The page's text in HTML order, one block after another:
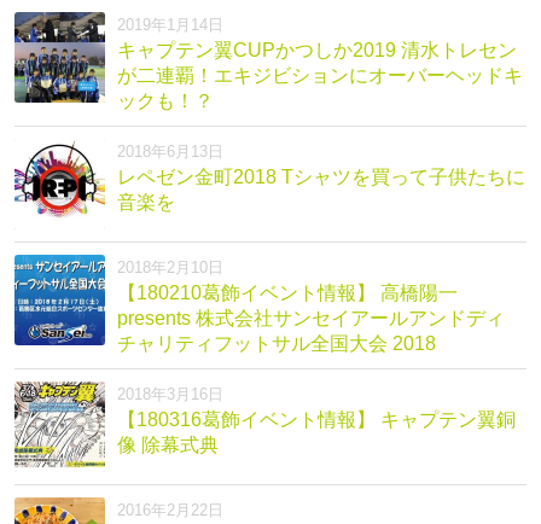
2019年1月14日
キャプテン翼CUPかつしか2019 清水トレセン
が二連覇！エキジビションにオーバーヘッドキ
ックも！？
2018年6月13日
レペゼン金町2018 Tシャツを買って子供たちに
音楽を
2018年2月10日
【180210葛飾イベント情報】 高橋陽一
presents 株式会社サンセイアールアンドディ
チャリティフットサル全国大会 2018
2018年3月16日
【180316葛飾イベント情報】 キャプテン翼銅
像 除幕式典
2016年2月22日